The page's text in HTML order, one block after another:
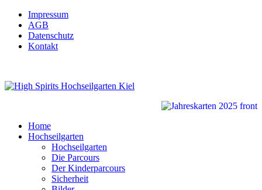
Impressum
AGB
Datenschutz
Kontakt
Home
Hochseilgarten
Hochseilgarten
Die Parcours
Der Kinderparcours
Sicherheit